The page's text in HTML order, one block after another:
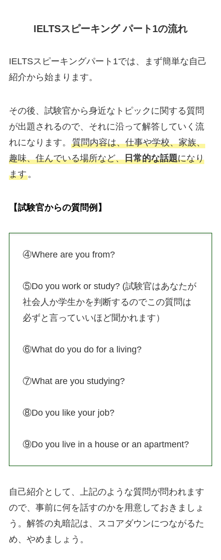
IELTSスピーキング パート1の流れ
IELTSスピーキングパート1では、まず簡単な自己
紹介から始まります。
その後、試験官から身近なトピックに関する質問
が出題されるので、それに沿って解答していく流
れになります。 質問内容は、仕事や学校、家族、
趣味、住んでいる場所など、日常的な話題になり
ます。
【試験官からの質問例】
④Where are you from?
⑤Do you work or study? (試験官はあなたが
社会人か学生かを判断するのでこの質問は
必ずと言っていいほど聞かれます）
⑥What do you do for a living?
⑦What are you studying?
⑧Do you like your job?
⑨Do you live in a house or an apartment?
自己紹介として、上記のような質問が問われます
ので、事前に何を話すのかを用意しておきましょ
う。解答の丸暗記は、スコアダウンにつながるた
め、やめましょう。